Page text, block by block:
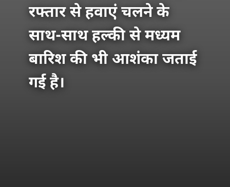
रफ्तार से हवाएं चलने के
साथ-साथ हल्की से मध्यम
बारिश की भी आशंका जताई
गई है।